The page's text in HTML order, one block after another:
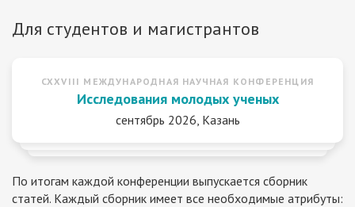
Для студентов и магистрантов
CXXVIII МЕЖДУНАРОДНАЯ НАУЧНАЯ КОНФЕРЕНЦИЯ
Исследования молодых ученых
сентябрь 2026, Казань
По итогам каждой конференции выпускается сборник
статей. Каждый сборник имеет все необходимые атрибуты: